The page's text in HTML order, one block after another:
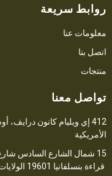
روابط سريعة
معلومات عنا
اتصل بنا
منتجات
تواصل معنا
الأمريكية
15 شمال الشارع السادس
قراءة بنسلفانيا